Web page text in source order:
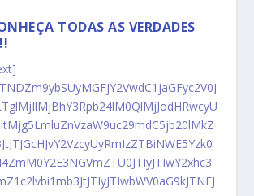
TODAS AS VERDADES